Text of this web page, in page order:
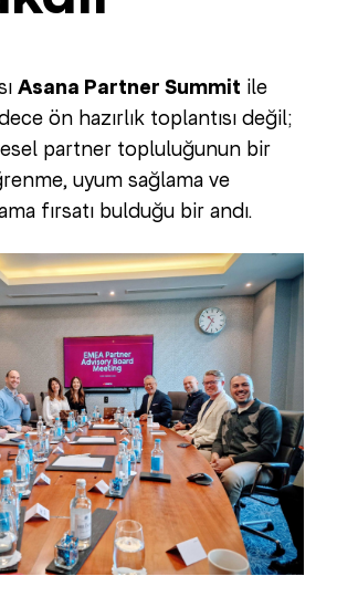
Asana Partner Summit ile
ön hazırlık toplantısı değil;
partner topluluğunun bir
uyum sağlama ve
fırsatı bulduğu bir andı.